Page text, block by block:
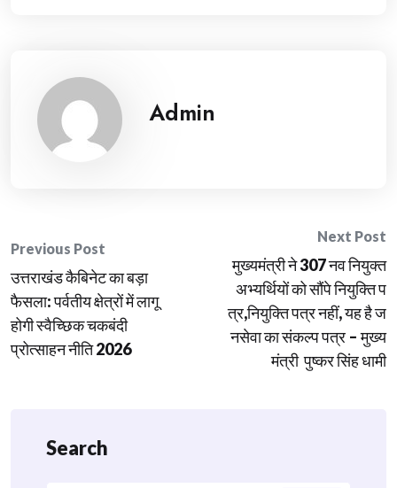
Admin
Post
navigation
Previous Post
उत्तराखंड कैबिनेट का बड़ा
फैसला: पर्वतीय क्षेत्रों में लागू
होगी स्वैच्छिक चकबंदी
प्रोत्साहन नीति 2026
Next Post
मुख्यमंत्री ने 307 नव नियुक्त
अभ्यर्थियों को सौंपे नियुक्ति प
त्र,नियुक्ति पत्र नहीं, यह है ज
नसेवा का संकल्प पत्र – मुख्य
मंत्री पुष्कर सिंह धामी
Search